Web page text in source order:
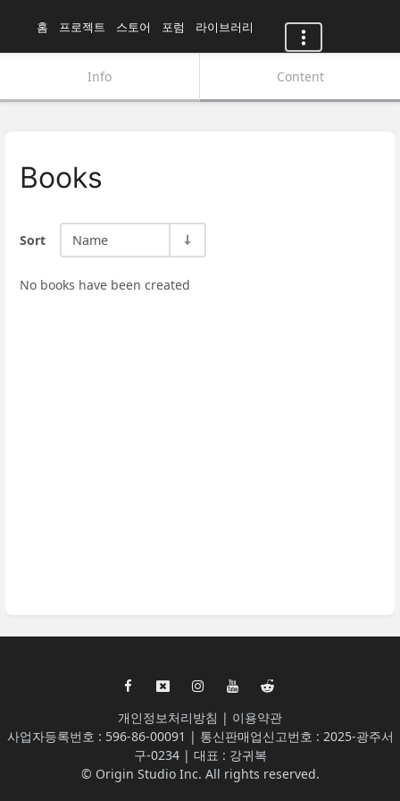
홈 프로젝트 스토어 포럼 라이브러리
Info Content
Books
Sort Name
No books have been created
개인정보처리방침 | 이용약관
사업자등록번호 : 596-86-00091 | 통신판매업신고번호 : 2025-광주서
구-0234 | 대표 : 강귀복
© Origin Studio Inc. All rights reserved.